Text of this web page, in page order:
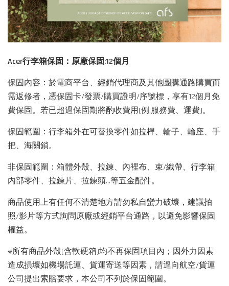
Acer行李箱保固：原廠保固:12個月
保固內容：於電商平台、經銷代理商及其他團購通路購買而
需返修者，憑保固卡/發票/購買證明/序號標，享有12個月免
費保固。若已超過保固期將酌收費用(例:服務費、運費)。
保固範圍：行李箱外在可替換零件如拉桿、輪子、輪座、手
把、海關鎖。
非保固範圍：箱體外殼、拉鍊、內裡布、束/織帶、行李箱
內部零件、拉鍊片、拉鍊頭…等五金配件。
商品使用上有任何不清楚地方請勿私自蠻力破壞，建議拍
照/影片等方式詢問原廠或經銷平台通路，以避免影響保固
權益。
※所有商品外殼(含軟硬箱)均不再保固項目內；因外力因素
造成損壞如機場託運、貨運寄送等因素，請逕向航空/貨運
公司提出索賠要求，本公司不列於保固範圍。